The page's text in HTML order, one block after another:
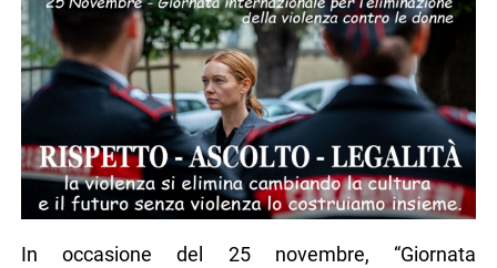
In occasione del 25 novembre, “Giornata